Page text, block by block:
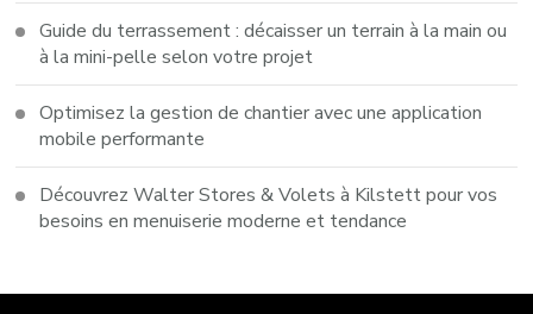
Guide du terrassement : décaisser un terrain à la main ou
à la mini-pelle selon votre projet
Optimisez la gestion de chantier avec une application
mobile performante
Découvrez Walter Stores & Volets à Kilstett pour vos
besoins en menuiserie moderne et tendance